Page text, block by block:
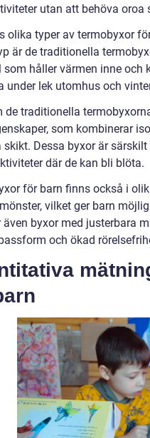
utan att behöva
olika typer av termobyxor
är de traditionella
som håller värmen inne och
under lek utomhus och
de traditionella
som kombinerar
Dessa byxor är
där de kan bli blöta.
för barn finns också i
vilket ger barn
även byxor med justerbara
och ökad